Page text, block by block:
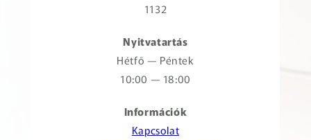
1132
Nyitvatartás
Hétfő — Péntek
10:00 — 18:00
Információk
Kapcsolat